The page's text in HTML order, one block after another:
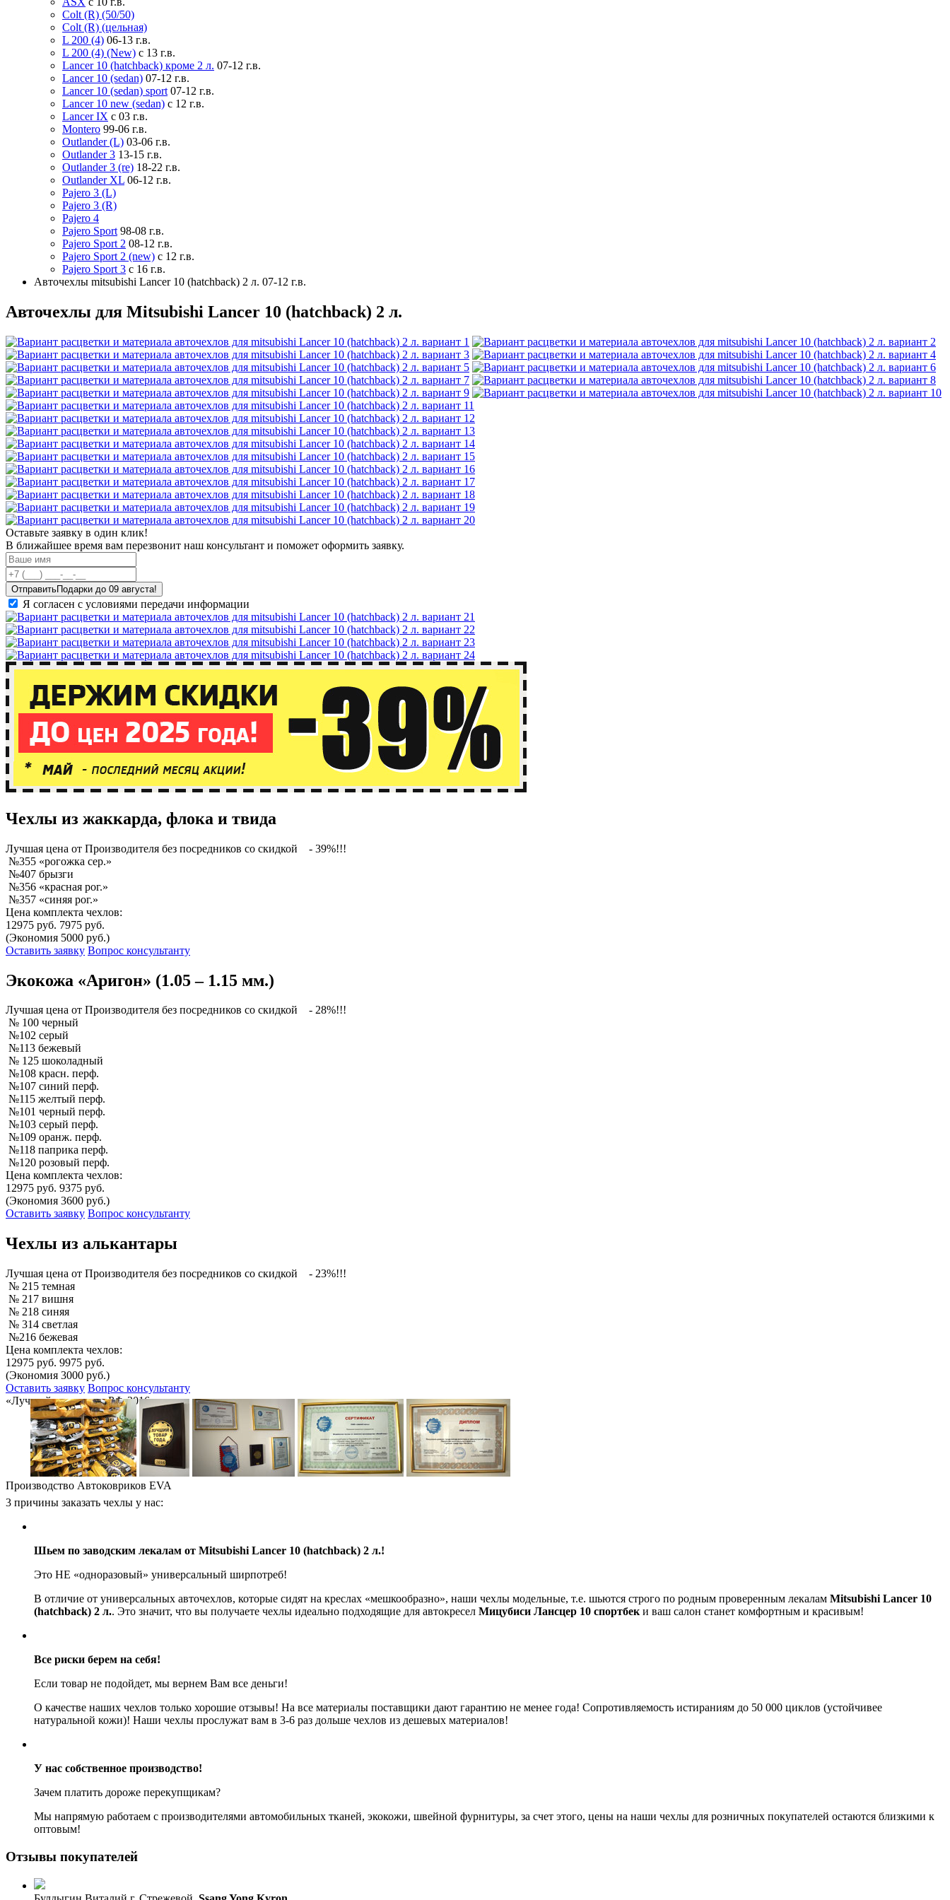
Colt (R) (50/50)
Colt (R) (цельная)
L 200 (4) 06-13 г.в.
L 200 (4) (New) с 13 г.в.
Lancer 10 (hatchback) кроме 2 л. 07-12 г.в.
Lancer 10 (sedan) 07-12 г.в.
Lancer 10 (sedan) sport 07-12 г.в.
Lancer 10 new (sedan) с 12 г.в.
Lancer IX с 03 г.в.
Montero 99-06 г.в.
Outlander (L) 03-06 г.в.
Outlander 3 13-15 г.в.
Outlander 3 (re) 18-22 г.в.
Outlander XL 06-12 г.в.
Pajero 3 (L)
Pajero 3 (R)
Pajero 4
Pajero Sport 98-08 г.в.
Pajero Sport 2 08-12 г.в.
Pajero Sport 2 (new) с 12 г.в.
Pajero Sport 3 с 16 г.в.
Авточехлы mitsubishi Lancer 10 (hatchback) 2 л. 07-12 г.в.
Авточехлы для Mitsubishi Lancer 10 (hatchback) 2 л.
Оставьте заявку в один клик!
В ближайшее время вам перезвонит наш консультант и поможет оформить заявку.
Отправить
Я согласен с условиями передачи информации
Чехлы из жаккарда, флока и твида
Лучшая цена от Производителя без посредников со скидкой
- 39%!!!
№355 «рогожка сер.»
№407 брызги
№356 «красная рог.»
№357 «синяя рог.»
Цена комплекта чехлов:
12975 руб. 7975 руб.
(Экономия 5000 руб.)
Оставить заявку Вопрос консультанту
Экокожа «Аригон» (1.05 – 1.15 мм.)
Лучшая цена от Производителя без посредников со скидкой
- 28%!!!
№ 100 черный
№102 серый
№113 бежевый
№ 125 шоколадный
№108 красн. перф.
№107 синий перф.
№115 желтый перф.
№101 черный перф.
№103 серый перф.
№109 оранж. перф.
№118 паприка перф.
№120 розовый перф.
Цена комплекта чехлов:
12975 руб. 9375 руб.
(Экономия 3600 руб.)
Оставить заявку Вопрос консультанту
Чехлы из алькантары
Лучшая цена от Производителя без посредников со скидкой
- 23%!!!
№ 215 темная
№ 217 вишня
№ 218 синяя
№ 314 светлая
№216 бежевая
Цена комплекта чехлов:
12975 руб. 9975 руб.
(Экономия 3000 руб.)
Оставить заявку Вопрос консультанту
«Лучший товар года РФ-2016»
Производство Автоковриков EVA
3 причины заказать чехлы у нас:
Шьем по заводским лекалам от Mitsubishi Lancer 10 (hatchback) 2 л.!
Это НЕ «одноразовый» универсальный ширпотреб!
В отличие от универсальных авточехлов, которые сидят на креслах «мешкообразно», наши чехлы модельные, т.е. шьются строго по родным проверенным лекалам Mitsubishi Lancer 10
(hatchback) 2 л.. Это значит, что вы получаете чехлы идеально подходящие для автокресел Мицубиси Лансцер 10 спортбек и ваш салон станет комфортным и красивым!
Все риски берем на себя!
Если товар не подойдет, мы вернем Вам все деньги!
О качестве наших чехлов только хорошие отзывы! На все материалы поставщики дают гарантию не менее года! Сопротивляемость истираниям до 50 000 циклов (устойчивее
натуральной кожи)! Наши чехлы прослужат вам в 3-6 раз дольше чехлов из дешевых материалов!
У нас собственное производство!
Зачем платить дороже перекупщикам?
Мы напрямую работаем с производителями автомобильных тканей, экокожи, швейной фурнитуры, за счет этого, цены на наши чехлы для розничных покупателей остаются близкими к
оптовым!
Отзывы покупателей